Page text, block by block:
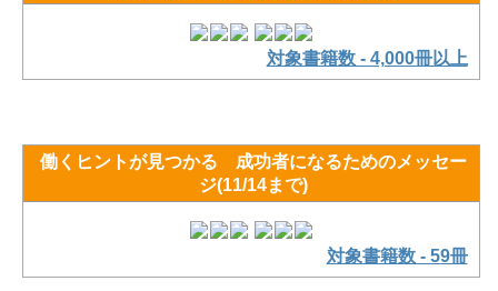
対象書籍数 - 4,000冊以上
働くヒントが見つかる 成功者になるためのメッセー
ジ(11/14まで)
対象書籍数 - 59冊